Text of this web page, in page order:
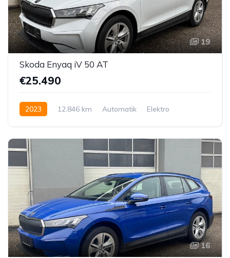
19
Skoda Enyaq iV 50 AT
€25.490
2023 12,846 km Automatik
Elektro
16